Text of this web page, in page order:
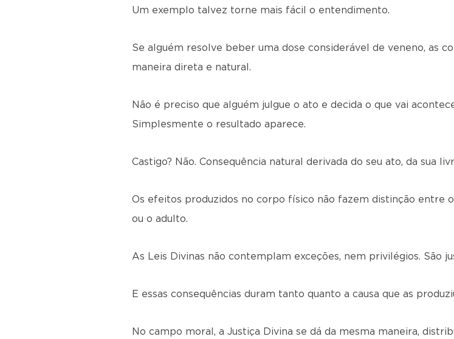
Um exemplo talvez torne mais fácil o entendimento.
Se alguém resolve beber uma dose considerável de veneno, as
maneira direta e natural.
Não é preciso que alguém julgue o ato e decida o que vai
Simplesmente o resultado aparece.
Castigo? Não. Consequência natural derivada do seu ato, da sua
Os efeitos produzidos no corpo físico não fazem distinção entre
ou o adulto.
As Leis Divinas não contemplam exceções, nem privilégios. São
E essas consequências duram tanto quanto a causa que as
No campo moral, a Justiça Divina se dá da mesma maneira,